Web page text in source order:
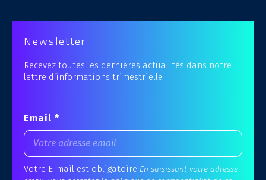
Newsletter
Recevez toutes les dernières actualités dans notre
lettre d’informations trimestrielle
Email *
Votre E-mail est obligatoire En saisissant votre adresse